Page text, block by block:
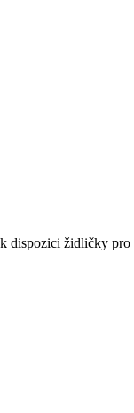
dispozici židličky pro